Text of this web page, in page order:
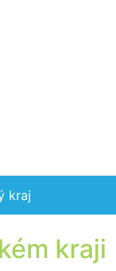
kraj
kraji